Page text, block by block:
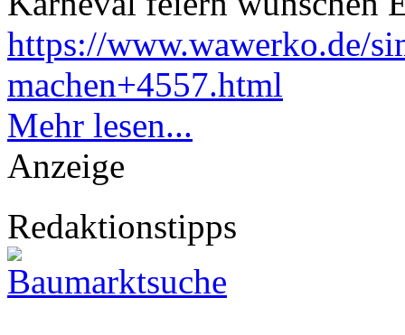
https://www.wawerko.de/
machen+4557.html
Mehr lesen...
Anzeige
Redaktionstipps